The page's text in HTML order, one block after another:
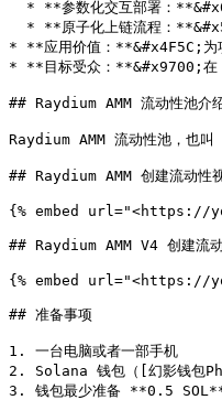
* **应用价值：**&#x4F5C;为项
* **目标受众：**&#x9700;在
## Raydium AMM 流动性池介
Raydium AMM 流动性池，也叫
## Raydium AMM 创建流动性
{% embed url="<https://
## Raydium AMM V4 创建流
{% embed url="<https://
## 准备事项
1. 一台电脑或者一部手机
2. Solana 钱包（[幻影钱
3. 钱包最少准备 **0.5